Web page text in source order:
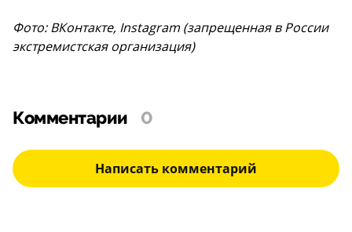
Фото: ВКонтакте, Instagram (запрещенная в России
экстремистская организация)
Комментарии 0
Написать комментарий